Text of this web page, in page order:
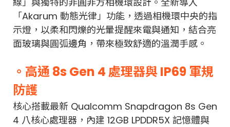
「Akarum 動態光律」功能，透過相機環中央的指
示燈，以柔和閃爍的光暈提醒來電與通知，結合亮
面玻璃與圓弧邊角，帶來極致舒適的溫潤手感。
。高通 8s Gen 4 處理器與 IP69 軍規
防護
核心搭載最新 Qualcomm Snapdragon 8s Gen
4 八核心處理器，內建 12GB LPDDR5X 記憶體與